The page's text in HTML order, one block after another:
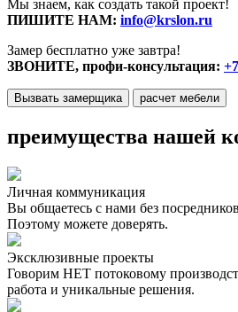
Мы знаем, как создать такой проект!
ПИШИТЕ НАМ: info@krslon.ru
Замер бесплатно уже завтра!
ЗВОНИТЕ, профи-консультация:
Вызвать замерщика расчет мебели
преимущества нашей
Личная коммуникация
Вы общаетесь с нами без
Поэтому можете доверять.
Эксклюзивные проекты
Говорим НЕТ потоковому
работа и уникальные решения.